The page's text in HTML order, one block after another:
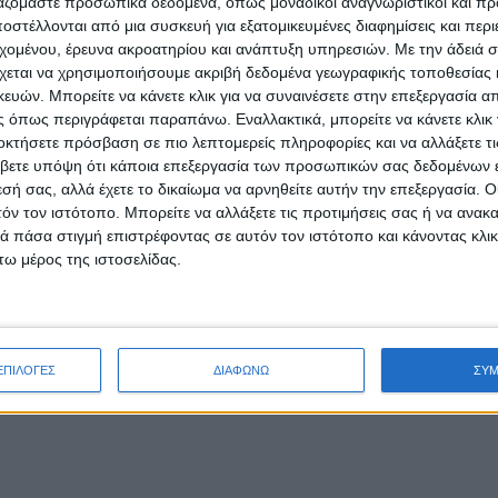
από μια συσκευή για εξατομικευμένες διαφημίσεις και
έρευνα ακροατηρίου και ανάπτυξη υπηρεσιών. Με την άδειά
να χρησιμοποιήσουμε ακριβή δεδομένα γεωγραφικής τοποθεσίας
Μπορείτε να κάνετε κλικ για να συναινέσετε στην επεξεργασία
περιγράφεται παραπάνω. Εναλλακτικά, μπορείτε να κάνετε κλικ
πρόσβαση σε πιο λεπτομερείς πληροφορίες και να αλλάξετε
υπόψη ότι κάποια επεξεργασία των προσωπικών σας δεδομένων
σας, αλλά έχετε το δικαίωμα να αρνηθείτε αυτήν την επεξεργασία.
τον ιστότοπο. Μπορείτε να αλλάξετε τις προτιμήσεις σας ή να
στιγμή επιστρέφοντας σε αυτόν τον ιστότοπο και κάνοντας
μέρος της ιστοσελίδας.
ΔΙΑΦΩΝΩ
γυμνασίου (ανώτατος αριθμός μαθητών 200).
των Δ', Ε', Στ' τάξεων δημοτικού σχολείου καθώς και των
των αιτήσεων συμμετοχής θα γίνει ηλεκτρονικά στην
, η οποία θα είναι διαθέσιμη από τη Δευτέρα 20 Φεβρουαρίου
σειρά υποβολής της αίτησης στην ηλεκτρονική
και θα τηρηθεί κατάλογος 50 επιλαχόντων ανά
της επιλογής θα αναρτηθούν στην ιστοσελίδα της δράσης
Ενότητες διαφορετικών γνωστικών αντικειμένων και
από επιστημονικό προσωπικό στους χώρους των
του «Παιδικού Πανεπιστημίου», τα συμμετέχοντα ιδρύματα
Αστεροσκοπείο Αθηνών(ΕΑΑ) και το Οικονομικό Πανεπιστήμιο